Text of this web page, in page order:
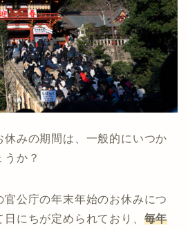
休みの期間は、一般的にいつか
うか？
公庁の年末年始のお休みにつ
にちが定められており、 毎年